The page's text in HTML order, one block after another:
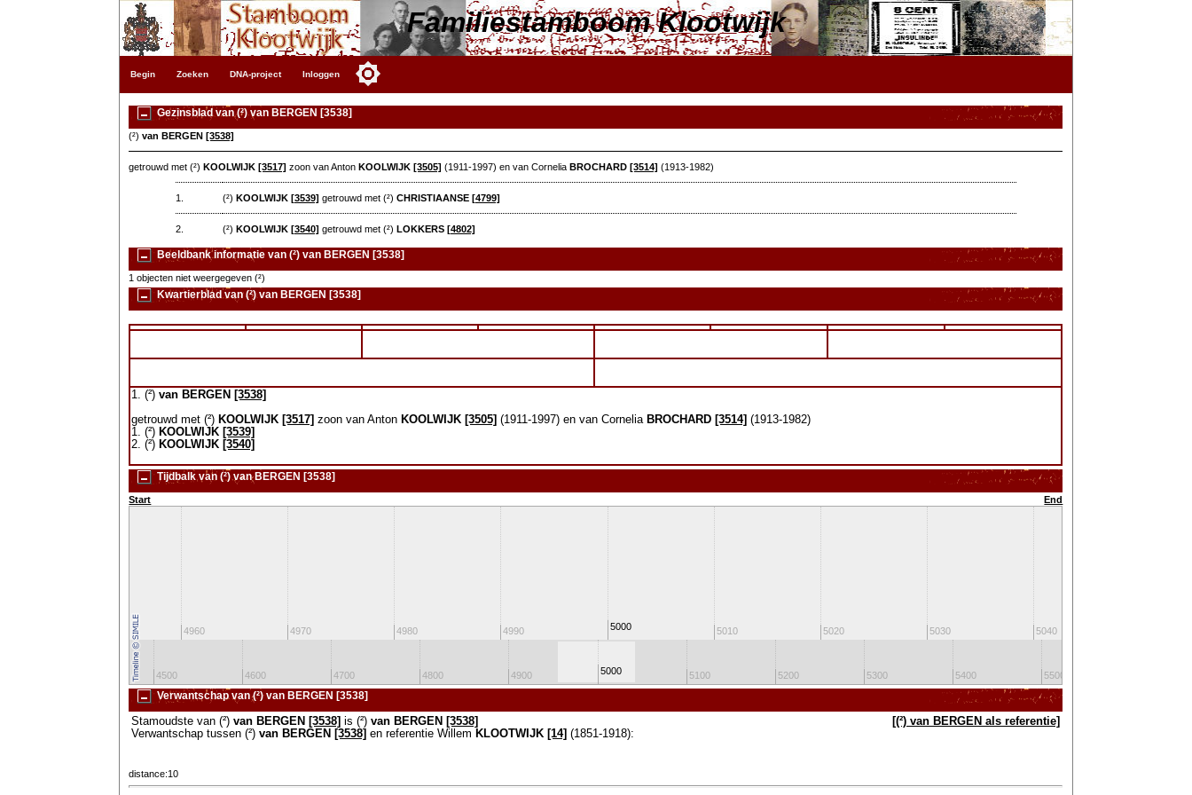
Familiestamboom Klootwijk
Begin Zoeken DNA-project Inloggen
Gezinsblad van (²) van BERGEN [3538]
(²)van BERGEN [3538]
getrouwd met (²)KOOLWIJK [3517] zoon van AntonKOOLWIJK [3505] (1911-1997) en van CorneliaBROCHARD [3514] (1913-1982)
1. (²) KOOLWIJK [3539] getrouwd met (²) CHRISTIAANSE [4799]
2. (²) KOOLWIJK [3540] getrouwd met (²) LOKKERS [4802]
Beeldbank informatie van (²) van BERGEN [3538]
1 objecten niet weergegeven (²)
Kwartierblad van (²) van BERGEN [3538]
1. (²)van BERGEN [3538]
getrouwd met (²) KOOLWIJK [3517] zoon van Anton KOOLWIJK [3505] (1911-1997) en van Cornelia BROCHARD [3514] (1913-1982)
1. (²) KOOLWIJK [3539]
2. (²) KOOLWIJK [3540]
Tijdbalk van (²) van BERGEN [3538]
Start End
4960 4970 4980 4990 5000 5010 5020 5030 5040
4500 4600 4700 4800 4900 5000 5100 5200 5300 5400 5500
Verwantschap van (²) van BERGEN [3538]
Stamoudste van (²)van BERGEN [3538] is (²)van BERGEN [3538]
Verwantschap tussen (²)van BERGEN [3538] en referentie Willem KLOOTWIJK [14] (1851-1918):
[(²) van BERGEN als referentie]
distance:10